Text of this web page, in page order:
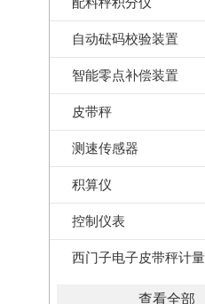
自动砝码校验装置
智能零点补偿装置
皮带秤
测速传感器
积算仪
控制仪表
西门子电子皮带秤计
查看全部